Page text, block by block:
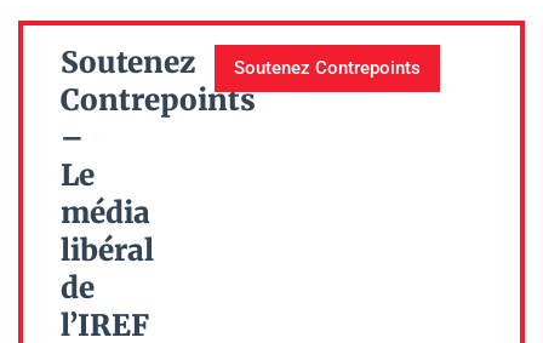
Soutenez
Contrepoints
–
Le
média
libéral
de
l’IREF
Soutenez Contrepoints